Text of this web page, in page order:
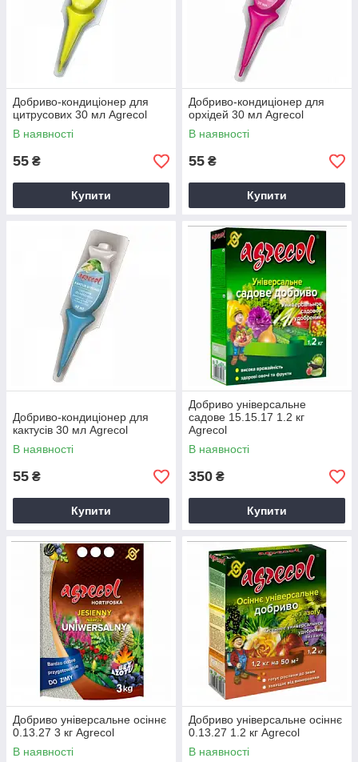
Добриво-кондиціонер для
цитрусових 30 мл Agrecol
В наявності
55 ₴
Купити
Добриво-кондиціонер для
орхідей 30 мл Agrecol
В наявності
55 ₴
Купити
Добриво-кондиціонер для
кактусів 30 мл Agrecol
В наявності
55 ₴
Купити
Добриво універсальне
садове 15.15.17 1.2 кг
Agrecol
В наявності
350 ₴
Купити
Добриво універсальне осіннє
0.13.27 3 кг Agrecol
В наявності
Добриво універсальне осіннє
0.13.27 1.2 кг Agrecol
В наявності